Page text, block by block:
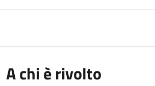
A chi è rivolto